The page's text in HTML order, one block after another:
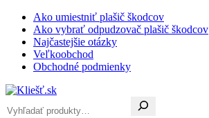
Preskočiť
obsah
Ako umiestniť plašič škodcov
Ako vybrať odpudzovač plašič škodcov
Najčastejšie otázky
Veľkoobchod
Obchodné podmienky